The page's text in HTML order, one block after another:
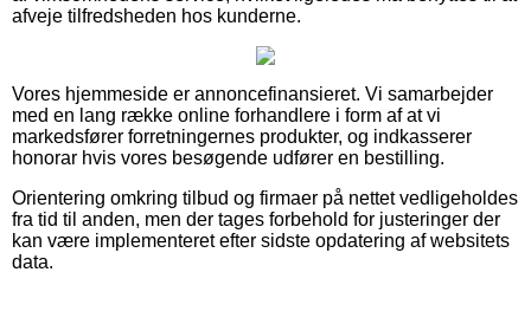
afveje tilfredsheden hos kunderne.
Vores hjemmeside er annoncefinansieret. Vi samarbejder
med en lang række online forhandlere i form af at vi
markedsfører forretningernes produkter, og indkasserer
honorar hvis vores besøgende udfører en bestilling.
Orientering omkring tilbud og firmaer på nettet vedligeholdes
fra tid til anden, men der tages forbehold for justeringer der
kan være implementeret efter sidste opdatering af websitets
data.